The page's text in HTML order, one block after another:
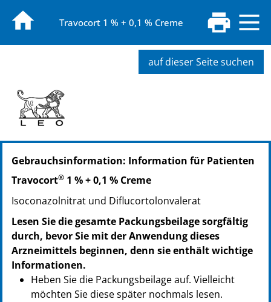
Travocort 1 % + 0,1 % Creme
auf dieser Seite suchen
PZN: 09094770
PPN: 110909477003
NTIN: 04150090947702
Gebrauchsinformation: Information für Patienten
Travocort® 1 % + 0,1 % Creme
Isoconazolnitrat und Diflucortolonvalerat
Lesen Sie die gesamte Packungsbeilage sorgfältig
durch, bevor Sie mit der Anwendung dieses
Arzneimittels beginnen, denn sie enthält wichtige
Informationen.
Heben Sie die Packungsbeilage auf. Vielleicht
möchten Sie diese später nochmals lesen.